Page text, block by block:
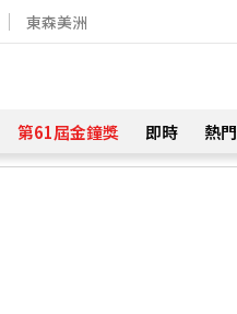
東森美洲
第61屆金鐘獎 即時 熱門